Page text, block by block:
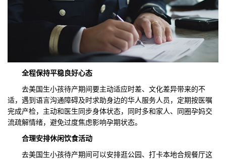
全程保持平稳良好心态‌
去美国生小孩待产期间要主动适应时差、文化差异带来的不
适，遇到语言沟通障碍及时求助身边的华人服务人员，定期按医嘱
完成产检，主动和医生同步身体状态，同时多和家人、同圈孕妈交
流疏解情绪，避免过度焦虑影响孕期状态。
合理安排休闲饮食活动‌
去美国生小孩待产期间可以安排逛公园、打卡本地合规餐厅这